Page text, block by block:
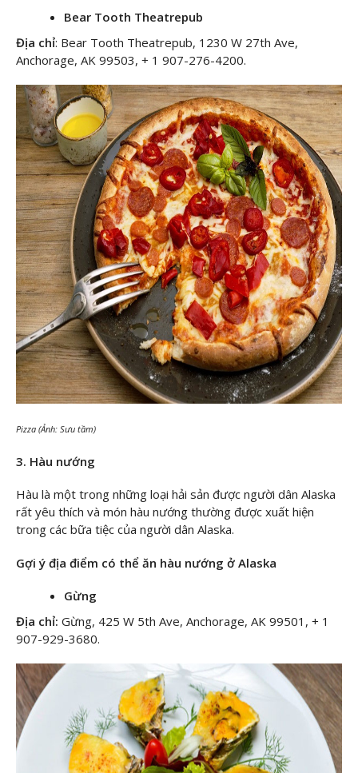
Bear Tooth Theatrepub
Địa chỉ: Bear Tooth Theatrepub, 1230 W 27th Ave,
Anchorage, AK 99503, + 1 907-276-4200.
Pizza (Ảnh: Sưu tầm)
3. Hàu nướng
Hàu là một trong những loại hải sản được người dân Alaska
rất yêu thích và món hàu nướng thường được xuất hiện
trong các bữa tiệc của người dân Alaska.
Gợi ý địa điểm có thể ăn hàu nướng ở Alaska
Gừng
Địa chỉ: Gừng, 425 W 5th Ave, Anchorage, AK 99501, + 1
907-929-3680.